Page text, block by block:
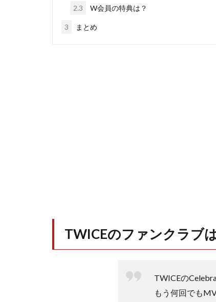
2.3 W会員の特典は？
3 まとめ
TWICEのファンクラブ
TWICEの
もう何回でも